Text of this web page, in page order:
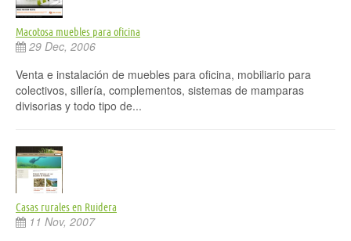
Macotosa muebles para oficina
29 Dec, 2006
Venta e instalación de muebles para oficina, mobiliario para
colectivos, sillería, complementos, sistemas de mamparas
divisorias y todo tipo de...
Casas rurales en Ruidera
11 Nov, 2007